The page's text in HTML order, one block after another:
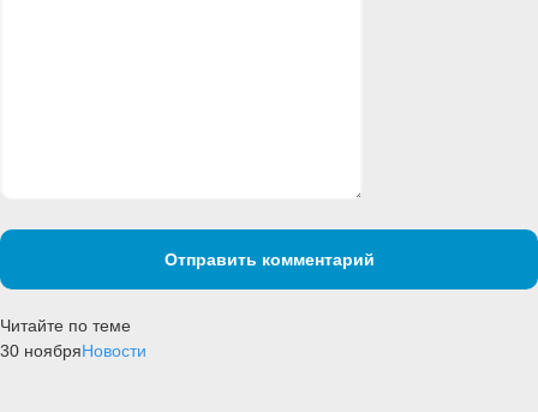
Отправить комментарий
Читайте по теме
30 ноябряНовости